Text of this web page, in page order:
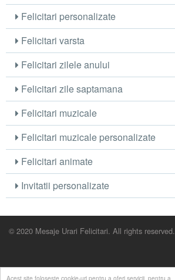
Acest site foloseste cookie-uri pentru a oferi servicii, pentru a
Felicitari personalizate
Felicitari varsta
Felicitari zilele anului
Felicitari zile saptamana
Felicitari muzicale
Felicitari muzicale personalizate
Felicitari animate
Invitatii personalizate
© 2020 Mesaje Urari Felicitari. All rights reserved.